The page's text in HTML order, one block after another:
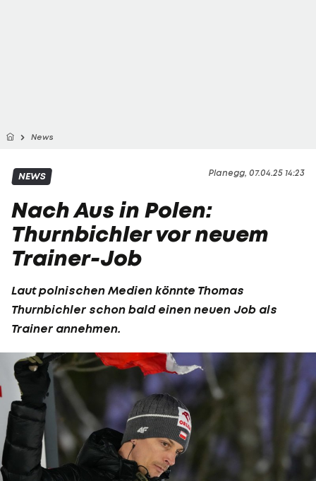
News
Planegg, 07.04.25 14:23
NEWS
Nach Aus in Polen:
Thurnbichler vor neuem
Trainer-Job
Laut polnischen Medien könnte Thomas
Thurnbichler schon bald einen neuen Job als
Trainer annehmen.